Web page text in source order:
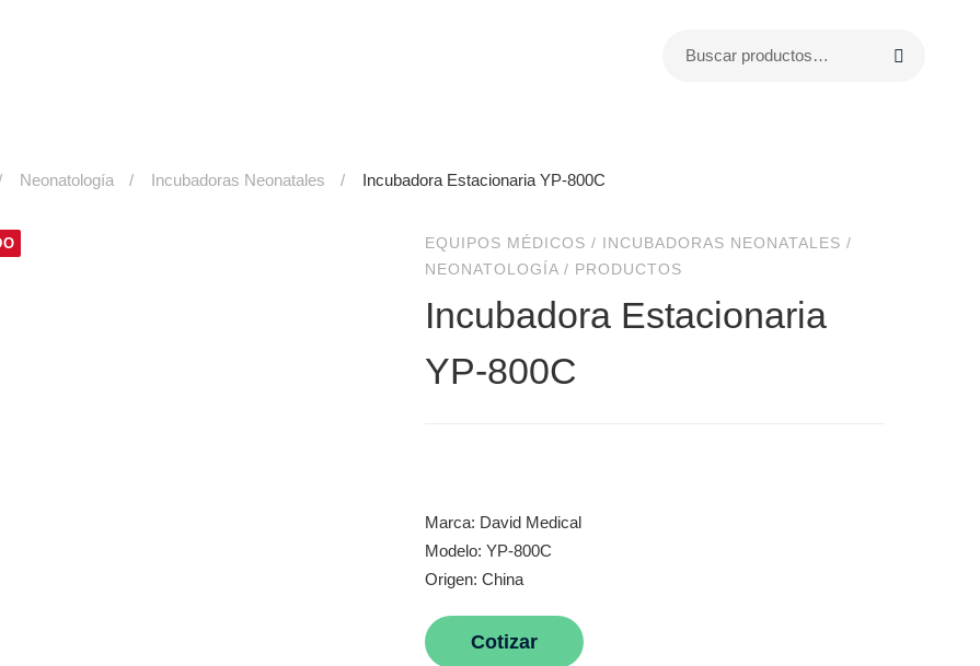
Neonatología Incubadoras Neonatales Incubadora Estacionaria YP-800C
EQUIPOS MÉDICOS / INCUBADORAS NEONATALES /
NEONATOLOGÍA / PRODUCTOS
Incubadora Estacionaria
YP-800C
Marca: David Medical
Modelo: YP-800C
Origen: China
Cotizar